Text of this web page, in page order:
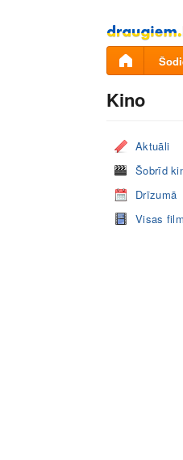
Pāriet
uz
saturu
Kino
Aktuāli
Šobrīd
Drīzumā
Visas